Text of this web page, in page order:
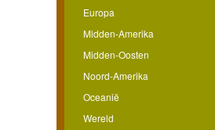
Europa
Midden-Amerika
Midden-Oosten
Noord-Amerika
Oceanië
Wereld